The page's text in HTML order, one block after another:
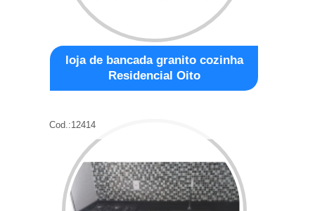
loja de bancada granito cozinha
Residencial Oito
Cod.:12414